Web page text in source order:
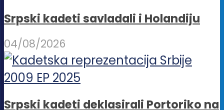
Srpski kadeti savladali i Holandiju
04/08/2026
Srpski kadeti deklasirali Portoriko na